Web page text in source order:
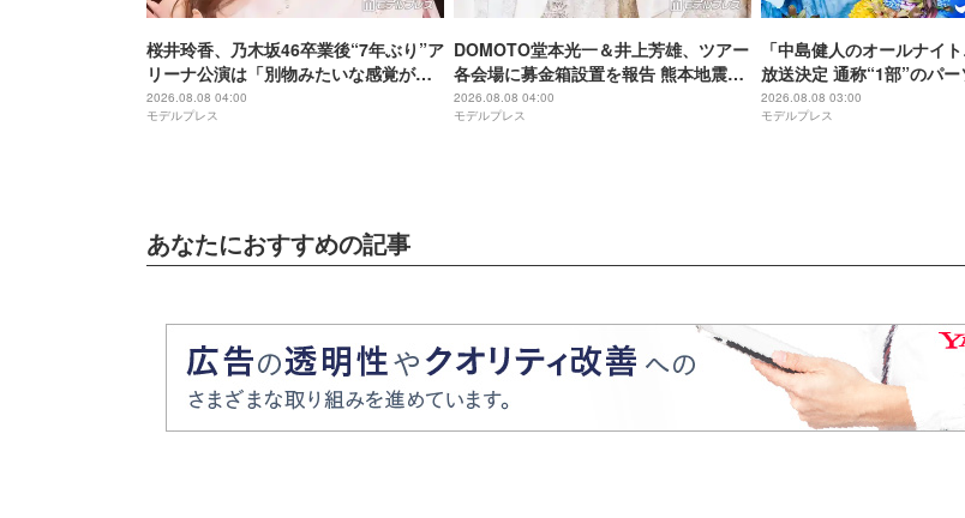
桜井玲香、乃木坂46卒業後“7年ぶり”ア
リーナ公演は「別物みたいな感覚があ
る」【New HISTORY COMING】
2026.08.08 04:00
モデルプレス
DOMOTO堂本光一＆井上芳雄、ツアー
各会場に募金箱設置を報告 熊本地震受
け「ステージから元気を届けられる形
になれば」
2026.08.08 04:00
モデルプレス
「中島健人のオールナイ
放送決定 通称“1部”のパ
初担当
2026.08.08 03:00
モデルプレス
あなたにおすすめの記事